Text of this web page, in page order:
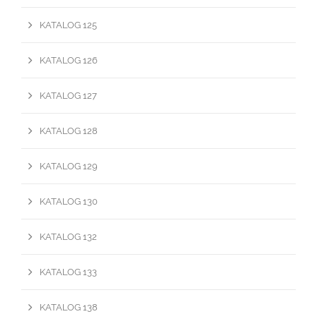
KATALOG 125
KATALOG 126
KATALOG 127
KATALOG 128
KATALOG 129
KATALOG 130
KATALOG 132
KATALOG 133
KATALOG 138